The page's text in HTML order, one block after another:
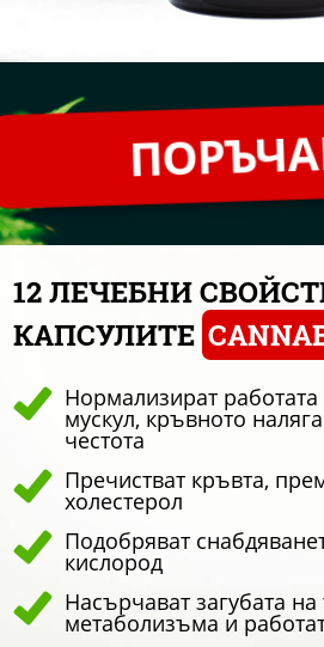
12 ЛЕЧЕБНИ
КАПСУЛИТЕ
Нормализират
мускул, кръвното
честота
Пречистват кръвта,
холестерол
Подобряват
кислород
Насърчават загубата
метаболизъма и